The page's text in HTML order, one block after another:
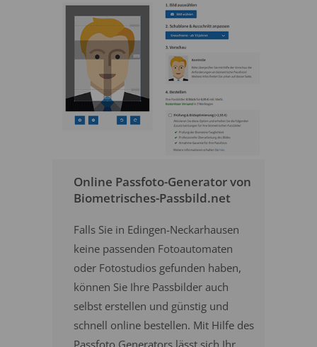
Online Passfoto-Generator von
Biometrisches-Passbild.net
Falls Sie in Edingen-Neckarhausen
keine passenden Fotoautomaten
oder Fotostudios gefunden haben,
können Sie Ihre Passbilder auch
selbst erstellen und günstig und
schnell online bestellen. Mit Hilfe des
Passfoto Generators lässt sich Ihr